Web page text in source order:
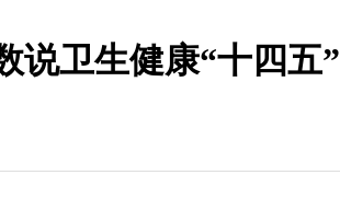
说卫生健康“十四五”